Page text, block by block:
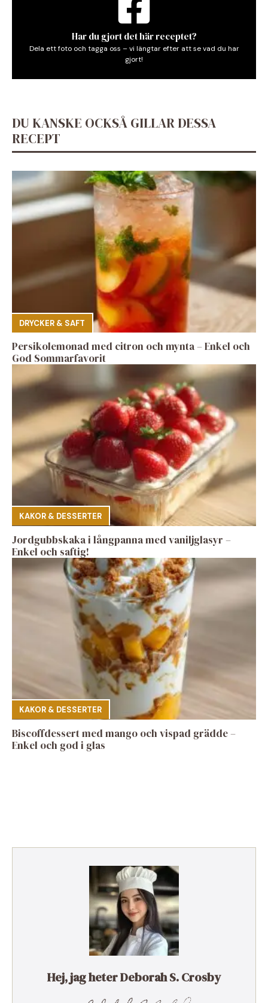
Har du gjort det här receptet?
Dela ett foto och tagga oss – vi längtar efter att se vad du har
gjort!
DU KANSKE OCKSÅ GILLAR DESSA
RECEPT
DRYCKER & SAFT
Persikolemonad med citron och mynta – Enkel och
God Sommarfavorit
KAKOR & DESSERTER
Jordgubbskaka i långpanna med vaniljglasyr –
Enkel och saftig!
KAKOR & DESSERTER
Biscoffdessert med mango och vispad grädde –
Enkel och god i glas
Hej, jag heter Deborah S. Crosby